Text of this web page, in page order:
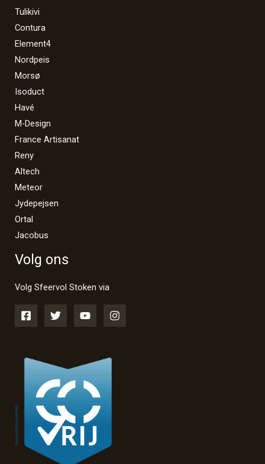
Tulikivi
Contura
Element4
Nordpeis
Morsø
Isoduct
Havé
M-Design
France Artisanat
Reny
Altech
Meteor
Jydepejsen
Ortal
Jacobus
Volg ons
Volg Sfeervol Stoken via